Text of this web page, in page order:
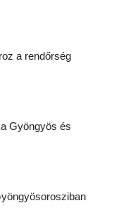
a rendőrség
Gyöngyös és